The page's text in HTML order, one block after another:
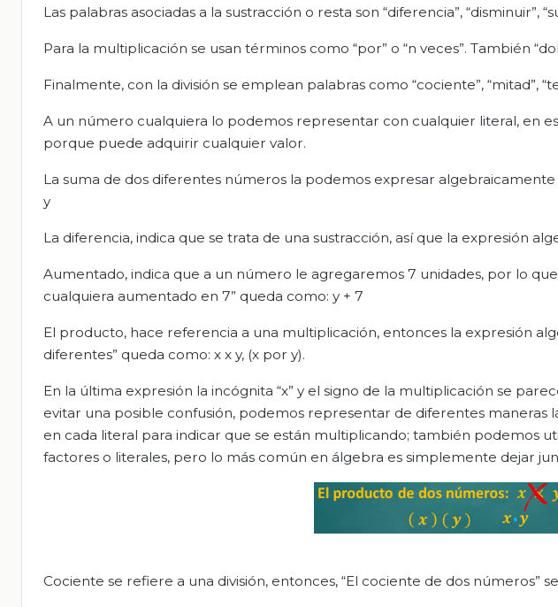
Las palabras asociadas a la sustracción o resta son “diferencia”, “disminuir”,
Para la multiplicación se usan términos como “por” o “n veces”. También
Finalmente, con la división se emplean palabras como “cociente”, “mitad”,
A un número cualquiera lo podemos representar con cualquier literal, en
porque puede adquirir cualquier valor.
La suma de dos diferentes números la podemos expresar algebraicamente
y
La diferencia, indica que se trata de una sustracción, así que la expresión
Aumentado, indica que a un número le agregaremos 7 unidades, por lo
cualquiera aumentado en 7” queda como: y + 7
El producto, hace referencia a una multiplicación, entonces la expresión
diferentes” queda como: x x y, (x por y).
En la última expresión la incógnita “x” y el signo de la multiplicación se
evitar una posible confusión, podemos representar de diferentes maneras
en cada literal para indicar que se están multiplicando; también podemos
factores o literales, pero lo más común en álgebra es simplemente dejar
Cociente se refiere a una división, entonces, “El cociente de dos números”